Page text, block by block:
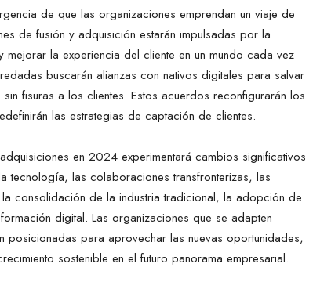
de que las organizaciones emprendan un viaje de
de fusión y adquisición estarán impulsadas por la
la experiencia del cliente en un mundo cada vez
buscarán alianzas con nativos digitales para salvar
fisuras a los clientes. Estos acuerdos reconfigurarán los
las estrategias de captación de clientes.
en 2024 experimentará cambios significativos
tecnología, las colaboraciones transfronterizas, las
consolidación de la industria tradicional, la adopción de
digital. Las organizaciones que se adapten
posicionadas para aprovechar las nuevas oportunidades,
sostenible en el futuro panorama empresarial.